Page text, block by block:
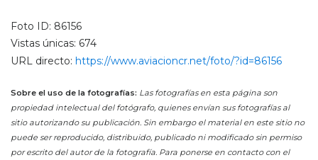
Foto ID: 86156
Vistas únicas: 674
URL directo: https://www.aviacioncr.net/foto/?id=86156
Sobre el uso de la fotografías: Las fotografías en esta página son
propiedad intelectual del fotógrafo, quienes envían sus fotografías al
sitio autorizando su publicación. Sin embargo el material en este sitio no
puede ser reproducido, distribuido, publicado ni modificado sin permiso
por escrito del autor de la fotografía. Para ponerse en contacto con el